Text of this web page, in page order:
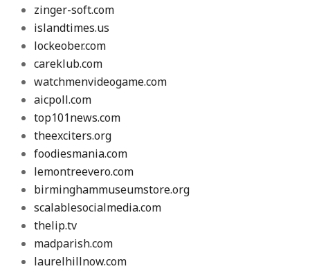
zinger-soft.com
islandtimes.us
lockeober.com
careklub.com
watchmenvideogame.com
aicpoll.com
top101news.com
theexciters.org
foodiesmania.com
lemontreevero.com
birminghammuseumstore.org
scalablesocialmedia.com
thelip.tv
madparish.com
laurelhillnow.com